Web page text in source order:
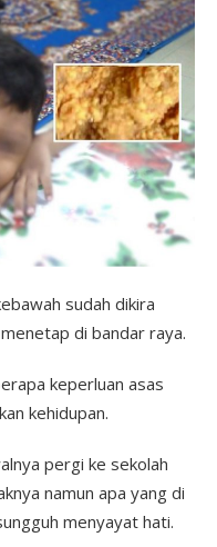
sudah dikira
di bandar raya.
keperluan asas
kehidupan.
pergi ke sekolah
namun apa yang di
menyayat hati.